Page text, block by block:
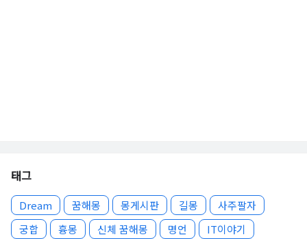
태그
Dream 꿈해몽 몽게시판 길몽
사주팔자
궁합
흉몽 신체 꿈해몽 명언 IT이야기